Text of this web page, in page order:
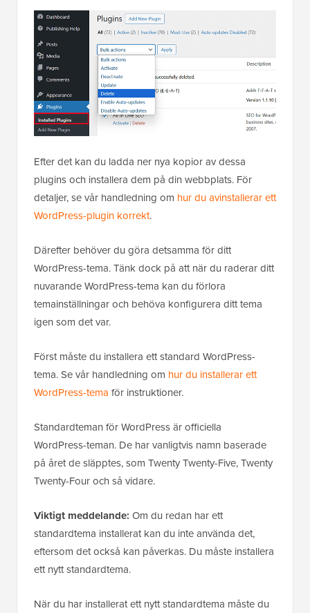
Efter det kan du ladda ner nya kopior av dessa
plugins och installera dem på din webbplats. För
detaljer, se vår handledning om hur du avinstallerar ett
WordPress-plugin korrekt.
Därefter behöver du göra detsamma för ditt
WordPress-tema. Tänk dock på att när du raderar ditt
nuvarande WordPress-tema kan du förlora
temainställningar och behöva konfigurera ditt tema
igen som det var.
Först måste du installera ett standard WordPress-
tema. Se vår handledning om hur du installerar ett
WordPress-tema för instruktioner.
Standardteman för WordPress är officiella
WordPress-teman. De har vanligtvis namn baserade
på året de släpptes, som Twenty Twenty-Five, Twenty
Twenty-Four och så vidare.
Viktigt meddelande: Om du redan har ett
standardtema installerat kan du inte använda det,
eftersom det också kan påverkas. Du måste installera
ett nytt standardtema.
När du har installerat ett nytt standardtema måste du